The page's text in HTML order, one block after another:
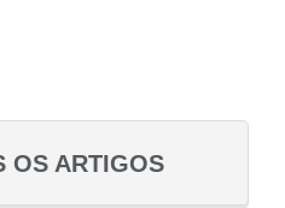
OS ARTIGOS